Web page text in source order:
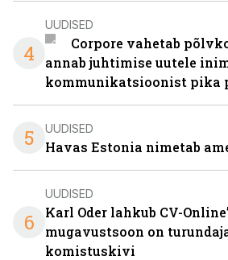
4
UUDISED
Corpore vahetab
annab juhtimise uutele
kommunikatsioonist pika
5 UUDISED
Havas Estonia nimetab
6
UUDISED
Karl Oder lahkub CV-
mugavustsoon on
komistuskivi